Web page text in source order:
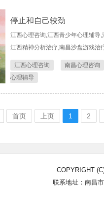
停止和自己较劲
江西心理咨询,江西青少年心理辅导,
江西精神分析治疗,南昌沙盘游戏治
江西心理咨询 南昌心理咨询
心理辅导
首页 上页 1 2
COPYRIGHT
联系地址：南昌